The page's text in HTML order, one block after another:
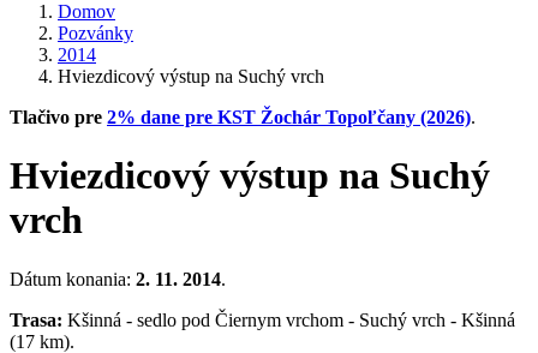
Domov
Pozvánky
2014
Hviezdicový výstup na Suchý vrch
Tlačivo pre 2% dane pre KST Žochár Topoľčany (2026).
Hviezdicový výstup na Suchý
vrch
Dátum konania: 2. 11. 2014.
Trasa: Kšinná - sedlo pod Čiernym vrchom - Suchý vrch - Kšinná
(17 km).